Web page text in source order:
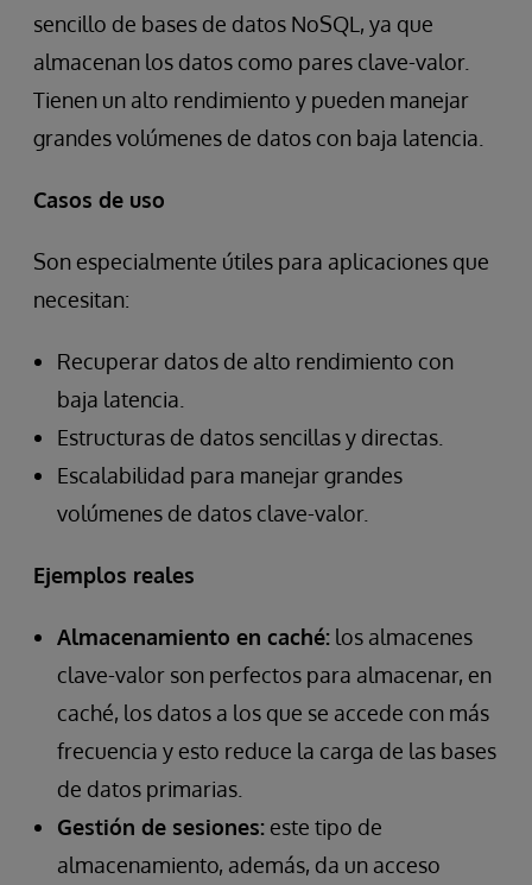
sencillo de bases de datos NoSQL, ya que
almacenan los datos como pares clave-valor.
Tienen un alto rendimiento y pueden manejar
grandes volúmenes de datos con baja latencia.
Casos de uso
Son especialmente útiles para aplicaciones que
necesitan:
Recuperar datos de alto rendimiento con
baja latencia.
Estructuras de datos sencillas y directas.
Escalabilidad para manejar grandes
volúmenes de datos clave-valor.
Ejemplos reales
Almacenamiento en caché: los almacenes
clave-valor son perfectos para almacenar, en
caché, los datos a los que se accede con más
frecuencia y esto reduce la carga de las bases
de datos primarias.
Gestión de sesiones: este tipo de
almacenamiento, además, da un acceso